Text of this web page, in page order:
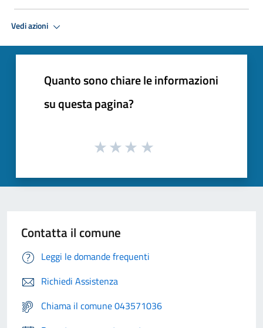
Vedi azioni
Quanto sono chiare le informazioni
su questa pagina?
Contatta il comune
Leggi le domande frequenti
Richiedi Assistenza
Chiama il comune 043571036